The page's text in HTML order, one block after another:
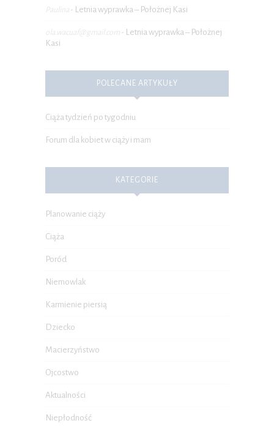
Paulina - Letnia wyprawka – Położnej Kasi
ola.wacuaf@gmail.com - Letnia wyprawka – Położnej
Kasi
POLECANE ARTYKUŁY
Ciąża tydzień po tygodniu
Forum dla kobiet w ciąży i mam
KATEGORIE
Planowanie ciąży
Ciąża
Poród
Niemowlak
Karmienie piersią
Dziecko
Macierzyństwo
Ojcostwo
Aktualności
Niepłodność